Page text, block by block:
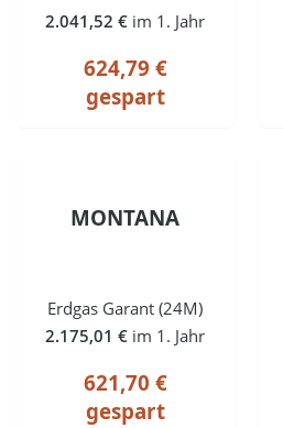
2.041,52 € im 1. Jahr
624,79 €
gespart
MONTANA
Erdgas Garant (24M)
2.175,01 € im 1. Jahr
621,70 €
gespart